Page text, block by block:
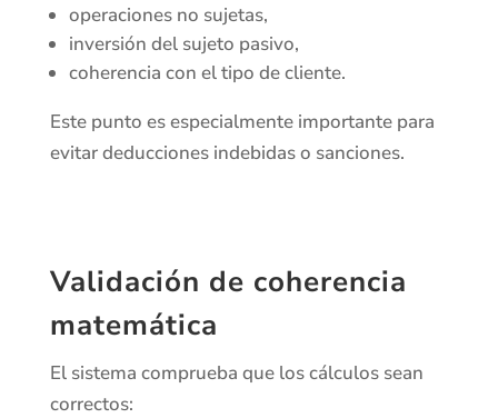
operaciones no sujetas,
inversión del sujeto pasivo,
coherencia con el tipo de cliente.
Este punto es especialmente importante para
evitar deducciones indebidas o sanciones.
Validación de coherencia
matemática
El sistema comprueba que los cálculos sean
correctos: